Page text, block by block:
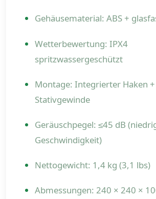
Gehäusematerial: ABS +
Wetterbewertung: IPX4
spritzwassergeschützt
Montage: Integrierter Haken +
Stativgewinde
Geräuschpegel: ≤45 dB
Geschwindigkeit)
Nettogewicht: 1,4 kg (3,1 lbs)
Abmessungen: 240 × 240 ×